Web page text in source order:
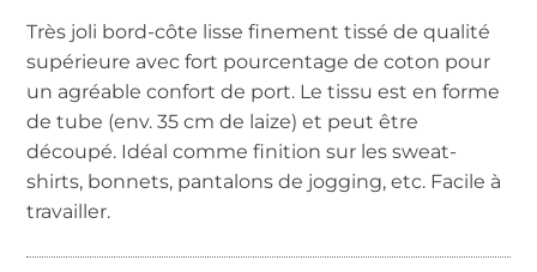
Très joli bord-côte lisse finement tissé de qualité
supérieure avec fort pourcentage de coton pour
un agréable confort de port. Le tissu est en forme
de tube (env. 35 cm de laize) et peut être
découpé. Idéal comme finition sur les sweat-
shirts, bonnets, pantalons de jogging, etc. Facile à
travailler.